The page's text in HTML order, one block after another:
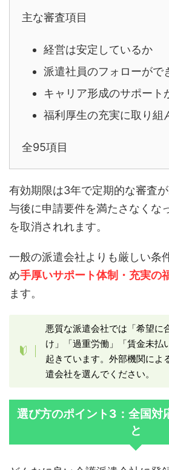
主な審査項目
経営は安定しているか
派遣社員のフォローがで
キャリア形成のサポート
福利厚生の充実に取り組
全95項目
有効期限は3年で定期的な審査
与後に申請要件を満たさなくな
を取消されれます。
一般の派遣会社よりも厳しい条
め手厚いサポート体制・充実の
ます。
悪質な派遣会社では「希望に
け」「過重労働」「賃金未払
起きています。外部機関によ
遣会社を選んでください。
選び方のポイント3：全国対
と